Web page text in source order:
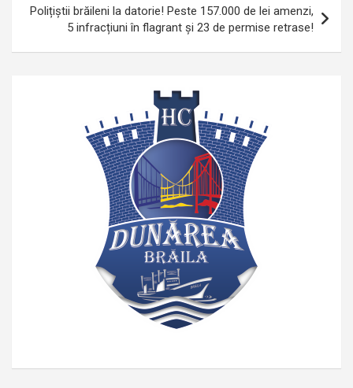
Polițiștii brăileni la datorie! Peste 157.000 de lei amenzi,
5 infracțiuni în flagrant și 23 de permise retrase!